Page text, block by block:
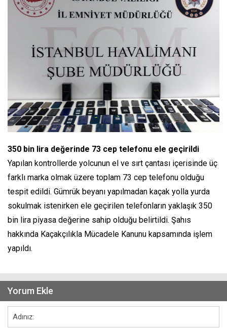
350 bin lira değerinde 73 cep telefonu ele geçirildi
Yapılan kontrollerde yolcunun el ve sırt çantası içerisinde üç
farklı marka olmak üzere toplam 73 cep telefonu olduğu
tespit edildi. Gümrük beyanı yapılmadan kaçak yolla yurda
sokulmak istenirken ele geçirilen telefonların yaklaşık 350
bin lira piyasa değerine sahip olduğu belirtildi. Şahıs
hakkında Kaçakçılıkla Mücadele Kanunu kapsamında işlem
yapıldı.
Yorum Ekle